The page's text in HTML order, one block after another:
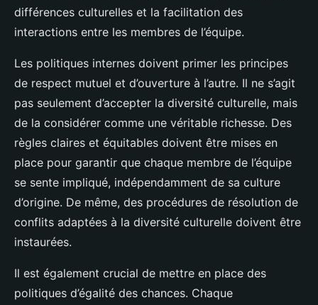
différences culturelles et la facilitation des
interactions entre les membres de l’équipe.
Les politiques internes doivent primer les principes
de respect mutuel et d’ouverture à l’autre. Il ne s’agit
pas seulement d’accepter la diversité culturelle, mais
de la considérer comme une véritable richesse. Des
règles claires et équitables doivent être mises en
place pour garantir que chaque membre de l’équipe
se sente impliqué, indépendamment de sa culture
d’origine. De même, des procédures de résolution de
conflits adaptées à la diversité culturelle doivent être
instaurées.
Il est également crucial de mettre en place des
politiques d’égalité des chances. Chaque